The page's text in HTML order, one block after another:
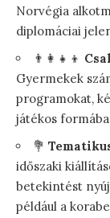
Norvégia
diplomáciai
👨‍👩‍👧‍👦
Gyermekek
programokat,
játékos
💐
időszaki
betekintést
például a